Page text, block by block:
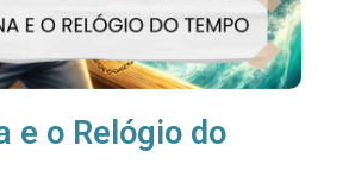
e o Relógio do